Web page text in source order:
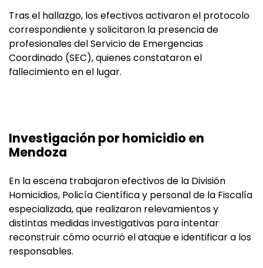
Tras el hallazgo, los efectivos activaron el protocolo
correspondiente y solicitaron la presencia de
profesionales del Servicio de Emergencias
Coordinado (SEC), quienes constataron el
fallecimiento en el lugar.
Investigación por homicidio en
Mendoza
En la escena trabajaron efectivos de la División
Homicidios, Policía Científica y personal de la Fiscalía
especializada, que realizaron relevamientos y
distintas medidas investigativas para intentar
reconstruir cómo ocurrió el ataque e identificar a los
responsables.